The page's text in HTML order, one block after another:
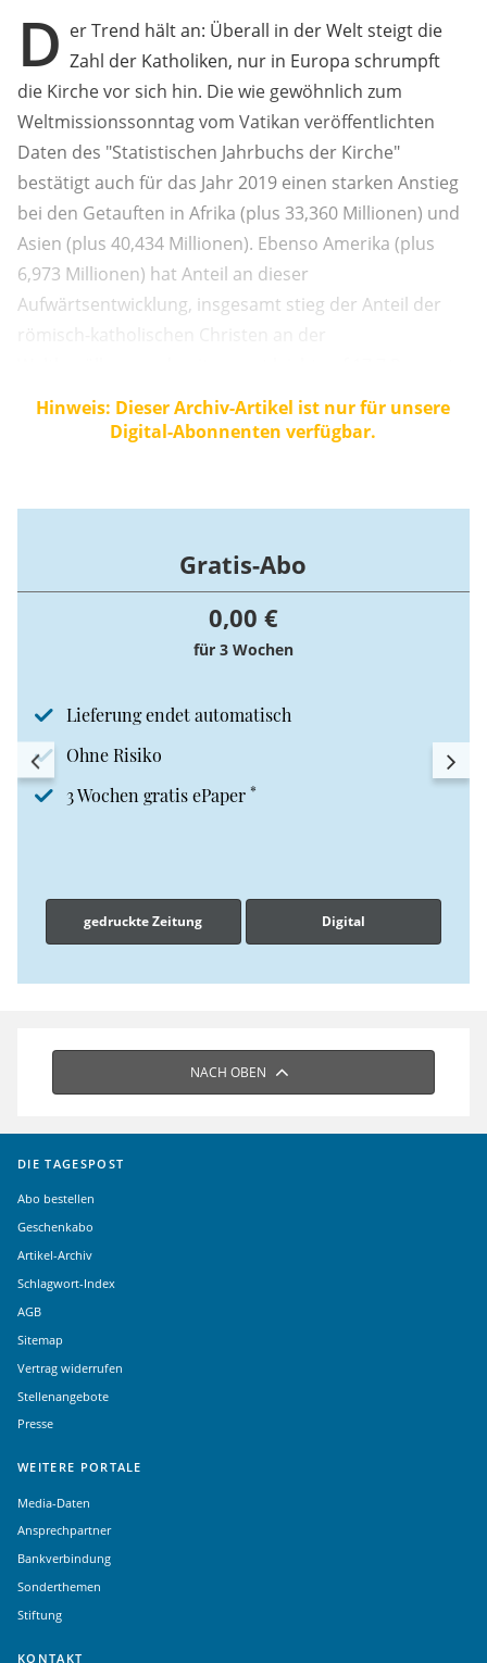
D er Trend hält an: Überall in der Welt steigt die
Zahl der Katholiken, nur in Europa schrumpft
die Kirche vor sich hin. Die wie gewöhnlich zum
Weltmissionssonntag vom Vatikan veröffentlichten
Daten des "Statistischen Jahrbuchs der Kirche"
bestätigt auch für das Jahr 2019 einen starken Anstieg
bei den Getauften in Afrika (plus 33,360 Millionen) und
Asien (plus 40,434 Millionen). Ebenso Amerika (plus
6,973 Millionen) hat Anteil an dieser
Aufwärtsentwicklung, insgesamt stieg der Anteil der
römisch-katholischen Christen an der
Hinweis: Dieser Archiv-Artikel ist nur für unsere
Digital-Abonnenten verfügbar.
Gratis-Abo
0,00 €
für 3 Wochen
Lieferung endet automatisch
Ohne Risiko
3 Wochen gratis ePaper *
gedruckte Zeitung Digital
NACH OBEN
DIE TAGESPOST
Abo bestellen
Geschenkabo
Artikel-Archiv
Schlagwort-Index
AGB
Sitemap
Vertrag widerrufen
Stellenangebote
Presse
WEITERE PORTALE
Media-Daten
Ansprechpartner
Bankverbindung
Sonderthemen
Stiftung
KONTAKT